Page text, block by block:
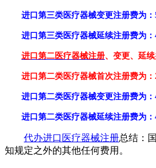
进口第三类医疗器械变更注册费为：
进口第三类医疗器械延续注册费为：
进口第二医疗器械注册、变更、延
进口第二类医疗器械首次注册费为：
进口第二类医疗器械变更注册费为：
进口第二类医疗器械延续注册费为：
代办进口医疗器械注册总结：
知规定之外的其他任何费用。